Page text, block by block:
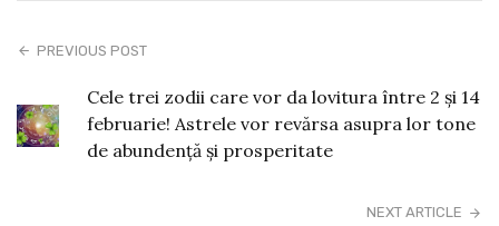
PREVIOUS POST
Cele trei zodii care vor da lovitura între 2 și 14
februarie! Astrele vor revărsa asupra lor tone
de abundență și prosperitate
NEXT ARTICLE